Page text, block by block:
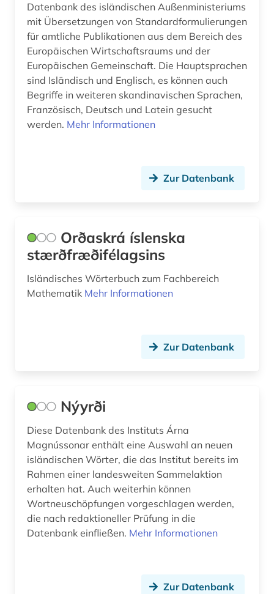
Datenbank des isländischen Außenministeriums
mit Übersetzungen von Standardformulierungen
für amtliche Publikationen aus dem Bereich des
Europäischen Wirtschaftsraums und der
Europäischen Gemeinschaft. Die Hauptsprachen
sind Isländisch und Englisch, es können auch
Begriffe in weiteren skandinavischen Sprachen,
Französisch, Deutsch und Latein gesucht
werden. Mehr Informationen
Zur Datenbank
Orðaskrá íslenska
stærðfræðifélagsins
Isländisches Wörterbuch zum Fachbereich
Mathematik Mehr Informationen
Zur Datenbank
Nýyrði
Diese Datenbank des Instituts Árna
Magnússonar enthält eine Auswahl an neuen
isländischen Wörter, die das Institut bereits im
Rahmen einer landesweiten Sammelaktion
erhalten hat. Auch weiterhin können
Wortneuschöpfungen vorgeschlagen werden,
die nach redaktioneller Prüfung in die
Datenbank einfließen. Mehr Informationen
Zur Datenbank